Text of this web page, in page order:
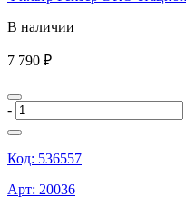
В наличии
7 790 ₽
-
Код: 536557
Арт: 20036